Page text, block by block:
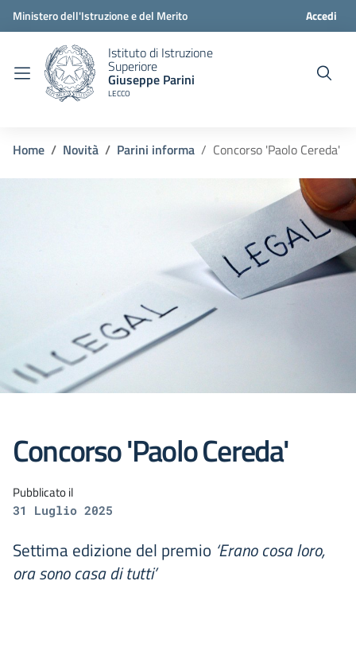
Ministero dell'Istruzione e del Merito Accedi
Istituto di Istruzione
Superiore
Giuseppe Parini
LECCO
Home Novità Parini informa Concorso 'Paolo Cereda'
Concorso 'Paolo Cereda'
Pubblicato il
31 Luglio 2025
Settima edizione del premio ‘Erano cosa loro,
ora sono casa di tutti’